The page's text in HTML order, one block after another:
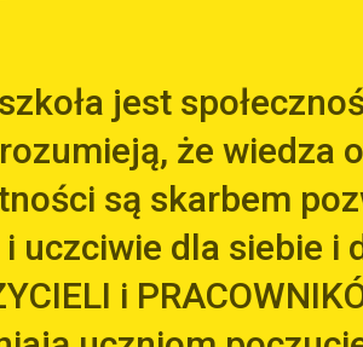
jest
że wiedza
są skarbem
uczciwie dla siebie i
i